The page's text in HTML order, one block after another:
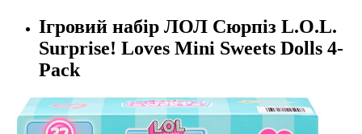
Ігровий набір ЛОЛ Сюрпіз L.O.L.
Surprise! Loves Mini Sweets Dolls 4-
Pack